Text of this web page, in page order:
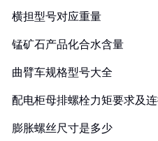
横担型号对应重量
锰矿石产品化合水含量
曲臂车规格型号大全
配电柜母排螺栓力矩要求及
膨胀螺丝尺寸是多少